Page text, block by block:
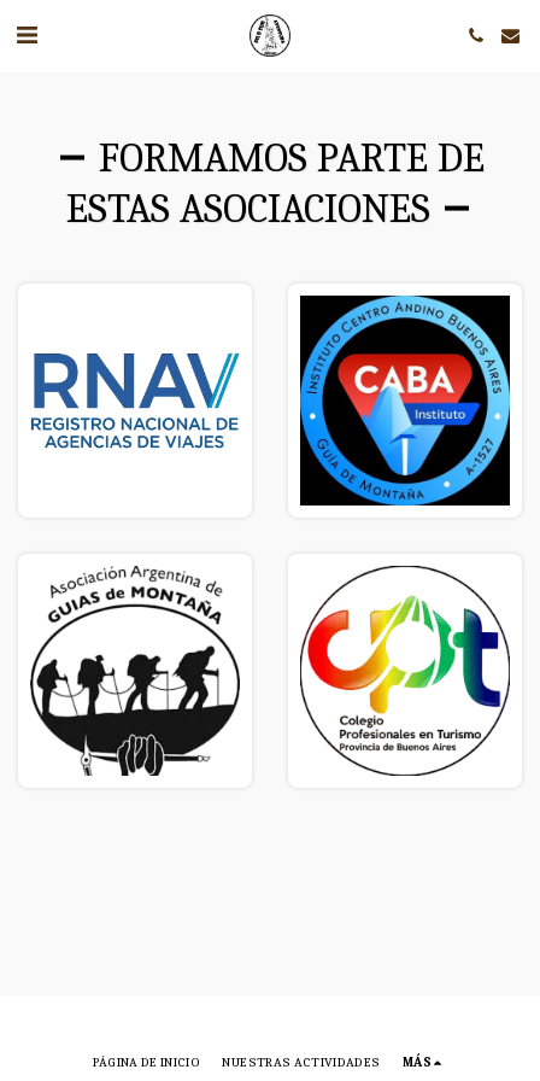
FORMAMOS PARTE DE
ESTAS ASOCIACIONES
PÁGINA DE INICIO NUESTRAS ACTIVIDADES MÁS